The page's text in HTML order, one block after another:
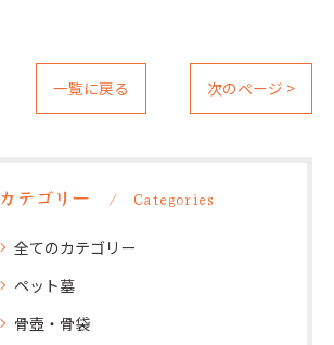
一覧に戻る 次のページ >
カテゴリー Categories
全てのカテゴリー
ペット墓
骨壺・骨袋